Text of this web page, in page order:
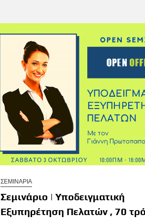
ΣΕΜΙΝΑΡΙΑ
Σεμινάριο | Υποδειγματική
Εξυπηρέτηση Πελατών , 70